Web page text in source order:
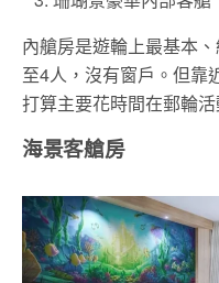
內艙房是遊輪上最基本
至4人，沒有窗戶。但靠
打算主要花時間在郵輪
海景客艙房